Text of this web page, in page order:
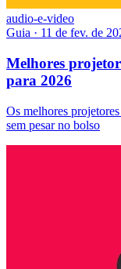
audio-e-video
Guia · 11 de fev. de
Melhores
para 2026
Os melhores
sem pesar no bolso